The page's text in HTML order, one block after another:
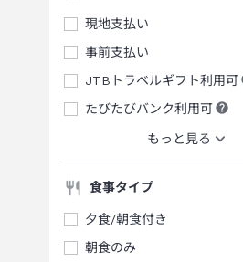
現地支払い
事前支払い
JTBトラベルギフト利用可
たびたびバンク利用可
もっと見る
食事タイプ
夕食/朝食付き
朝食のみ